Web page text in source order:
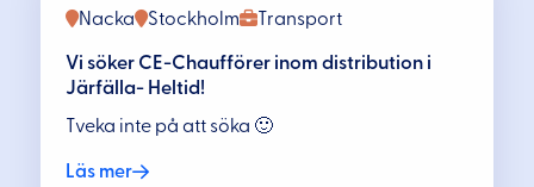
Transport
Nacka Stockholm
Vi söker CE-Chaufförer inom distribution i
Järfälla- Heltid!
Tveka inte på att söka 🙂
Läs mer